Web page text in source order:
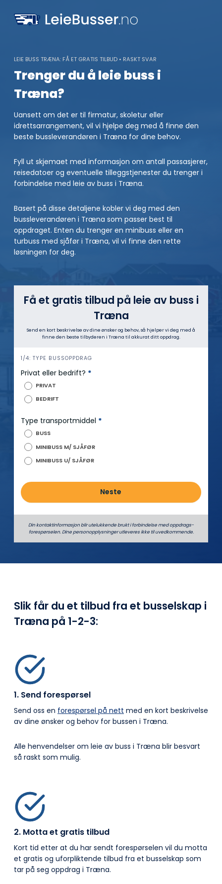
content
LEIE BUSS TRÆNA: FÅ ET GRATIS TILBUD • RASKT SVAR
Trenger du å leie buss i
Træna?
Uansett om det er til firmatur, skoletur eller
idrettsarrangement, vil vi hjelpe deg med å finne den
beste bussleverandøren i Træna for dine behov.
Fyll ut skjemaet med informasjon om antall passasjerer,
reisedatoer og eventuelle tilleggstjenester du trenger i
forbindelse med leie av buss i Træna.
Basert på disse detaljene kobler vi deg med den
bussleverandøren i Træna som passer best til
oppdraget. Enten du trenger en minibuss eller en
turbuss med sjåfør i Træna, vil vi finne den rette
løsningen for deg.
Få et gratis tilbud på leie av buss i
Træna
Send en kort beskrivelse av dine ønsker og behov, så hjelper vi deg med å
finne den beste tilbyderen i Træna til akkurat ditt oppdrag.
h
e
1/4: TYPE BUSSOPPDRAG
Privat eller bedrift? *
PRIVAT
BEDRIFT
Type transportmiddel *
BUSS
MINIBUSS M/ SJÅFØR
MINIBUSS U/ SJÅFØR
Neste
Din kontaktinformasjon blir utelukkende brukt i forbindelse med oppdrags­
forespørselen. Dine person­­opplysninger utleveres ikke til uvedkommende.
Slik får du et tilbud fra et busselskap i
Træna på 1-2-3:
1. Send forespørsel
Send oss en forespørsel på nett med en kort beskrivelse
av dine ønsker og behov for bussen i Træna.
Alle henvendelser om leie av buss i Træna blir besvart
så raskt som mulig.
2. Motta et gratis tilbud
Kort tid etter at du har sendt forespørselen vil du motta
et gratis og uforpliktende tilbud fra et busselskap som
tar på seg oppdrag i Træna.